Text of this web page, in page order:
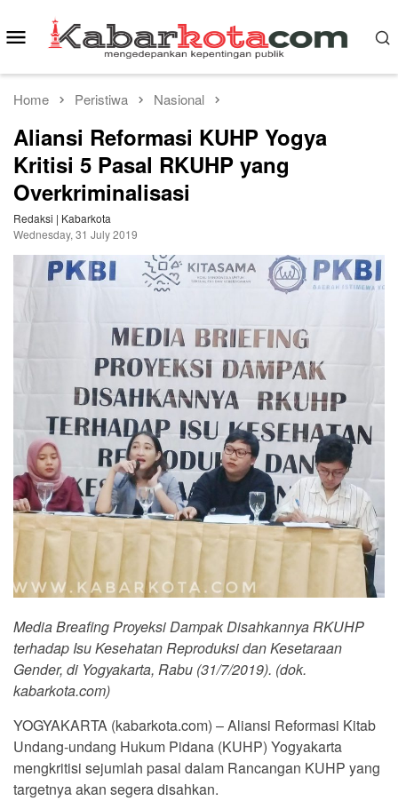
to
content
Mobile
Menu
Home Peristiwa Nasional
Aliansi Reformasi KUHP Yogya
Kritisi 5 Pasal RKUHP yang
Overkriminalisasi
Redaksi | Kabarkota
Wednesday, 31 July 2019
Media Breafing Proyeksi Dampak Disahkannya RKUHP
terhadap Isu Kesehatan Reproduksi dan Kesetaraan
Gender, di Yogyakarta, Rabu (31/7/2019). (dok.
kabarkota.com)
YOGYAKARTA (kabarkota.com) – Aliansi Reformasi Kitab
Undang-undang Hukum Pidana (KUHP) Yogyakarta
mengkritisi sejumlah pasal dalam Rancangan KUHP yang
targetnya akan segera disahkan.